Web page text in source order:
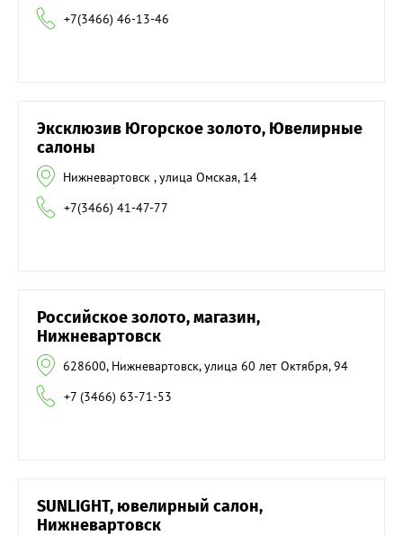
+7(3466) 46-13-46
Эксклюзив Югорское золото, Ювелирные
салоны
Нижневартовск , улица Омская, 14
+7(3466) 41-47-77
Российское золото, магазин,
Нижневартовск
628600, Нижневартовск, улица 60 лет Октября, 94
+7 (3466) 63-71-53
SUNLIGHT, ювелирный салон,
Нижневартовск